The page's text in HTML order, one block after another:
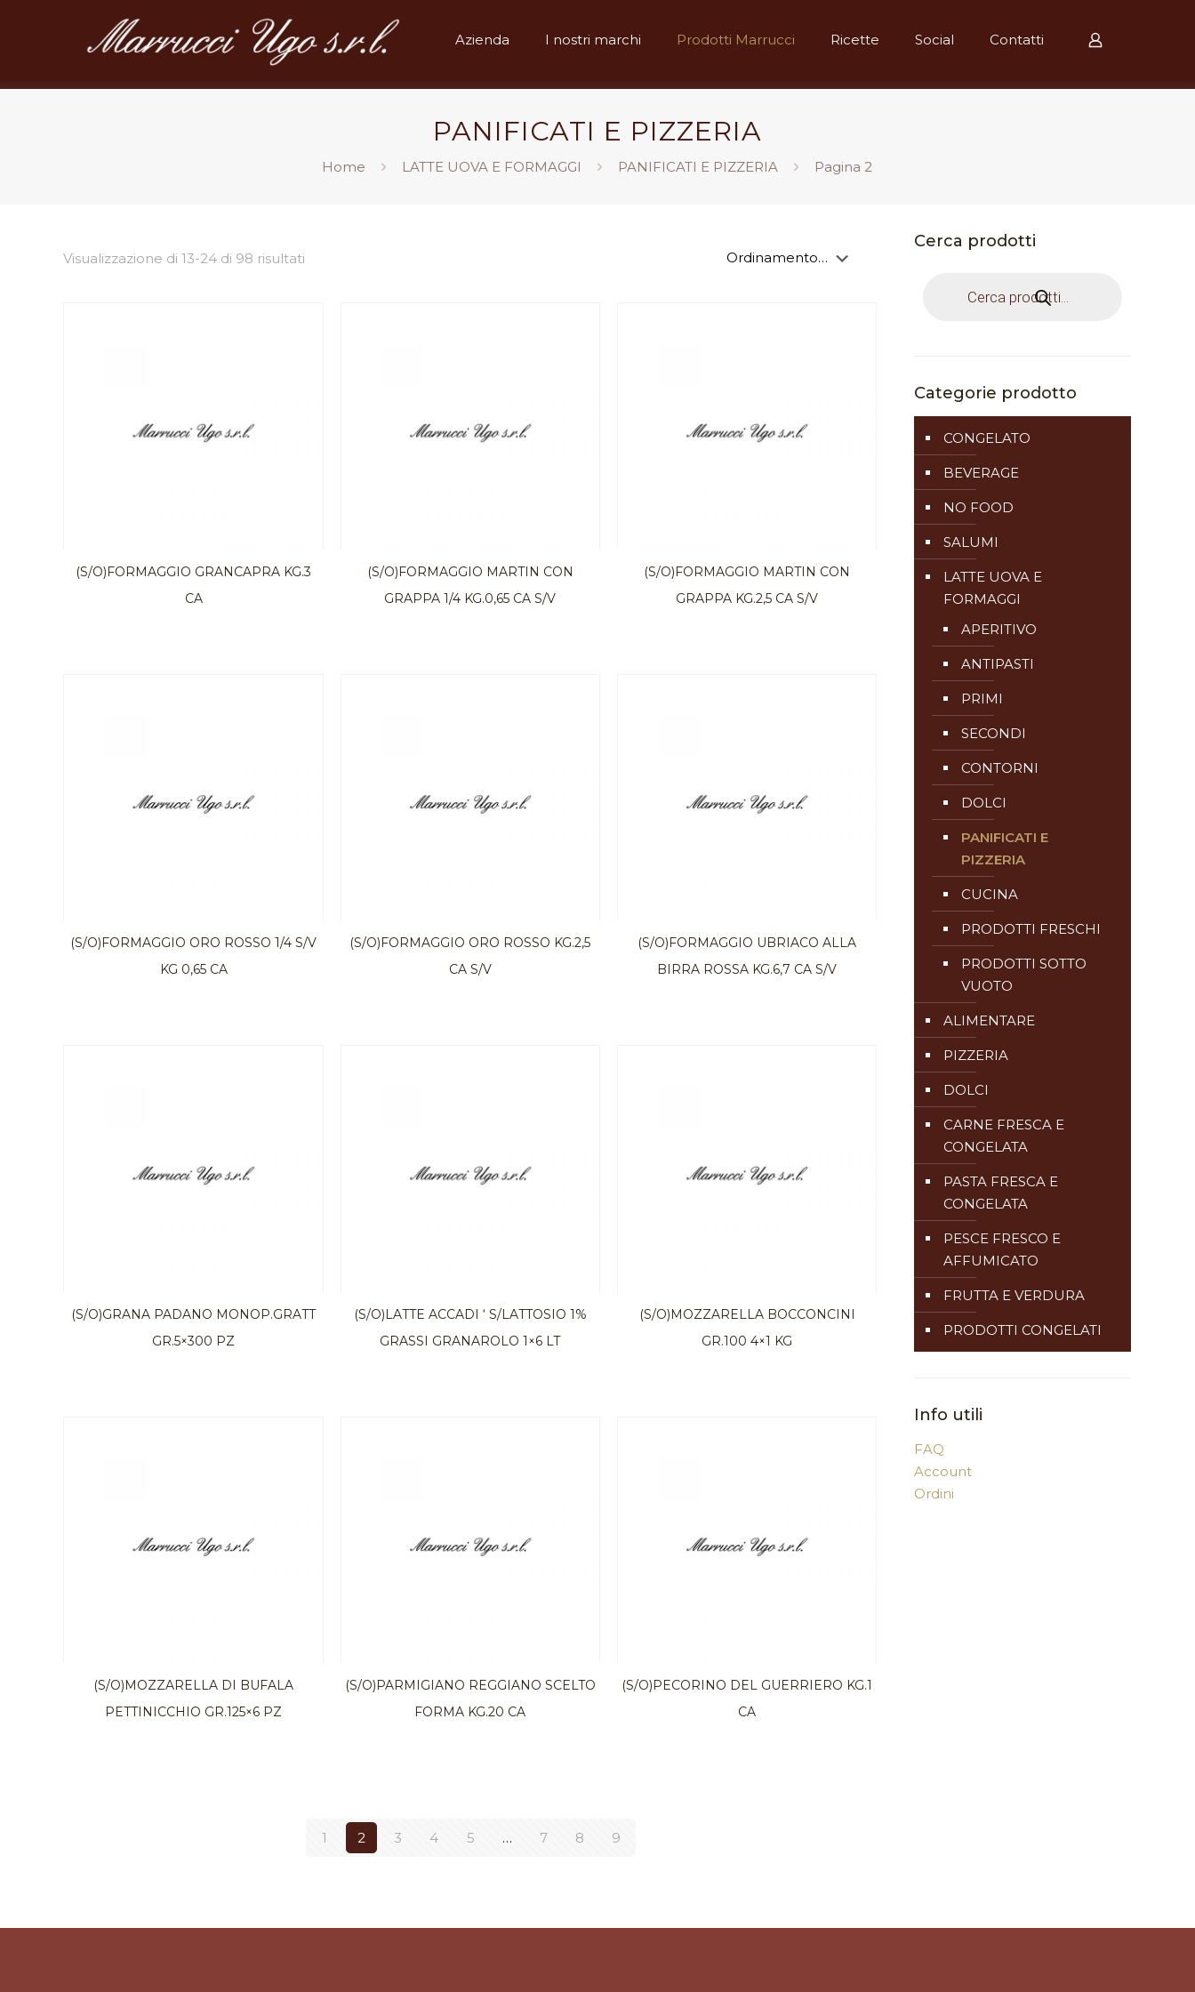
Azienda I nostri marchi Prodotti Marrucci Ricette Social Contatti
PANIFICATI E PIZZERIA
Home LATTE UOVA E FORMAGGI PANIFICATI E PIZZERIA Pagina 2
Visualizzazione di 13-24 di 98 risultati
(S/O)FORMAGGIO GRANCAPRA KG.3
CA
(S/O)FORMAGGIO MARTIN CON
GRAPPA 1/4 KG.0,65 CA S/V
(S/O)FORMAGGIO MARTIN CON
GRAPPA KG.2,5 CA S/V
(S/O)FORMAGGIO ORO ROSSO 1/4 S/V
KG 0,65 CA
(S/O)FORMAGGIO ORO ROSSO KG.2,5
CA S/V
(S/O)FORMAGGIO UBRIACO ALLA
BIRRA ROSSA KG.6,7 CA S/V
(S/O)GRANA PADANO MONOP.GRATT
GR.5×300 PZ
(S/O)LATTE ACCADI ‘ S/LATTOSIO 1%
GRASSI GRANAROLO 1×6 LT
(S/O)MOZZARELLA BOCCONCINI
GR.100 4×1 KG
(S/O)MOZZARELLA DI BUFALA
PETTINICCHIO GR.125×6 PZ
(S/O)PARMIGIANO REGGIANO SCELTO
FORMA KG.20 CA
(S/O)PECORINO DEL GUERRIERO KG.1
CA
1 2 3 4 5 … 7 8 9
Cerca prodotti
search
Categorie prodotto
CONGELATO
BEVERAGE
NO FOOD
SALUMI
LATTE UOVA E
FORMAGGI
APERITIVO
ANTIPASTI
PRIMI
SECONDI
CONTORNI
DOLCI
PANIFICATI E
PIZZERIA
CUCINA
PRODOTTI FRESCHI
PRODOTTI SOTTO
VUOTO
ALIMENTARE
PIZZERIA
DOLCI
CARNE FRESCA E
CONGELATA
PASTA FRESCA E
CONGELATA
PESCE FRESCO E
AFFUMICATO
FRUTTA E VERDURA
PRODOTTI CONGELATI
Info utili
FAQ
Account
Ordini